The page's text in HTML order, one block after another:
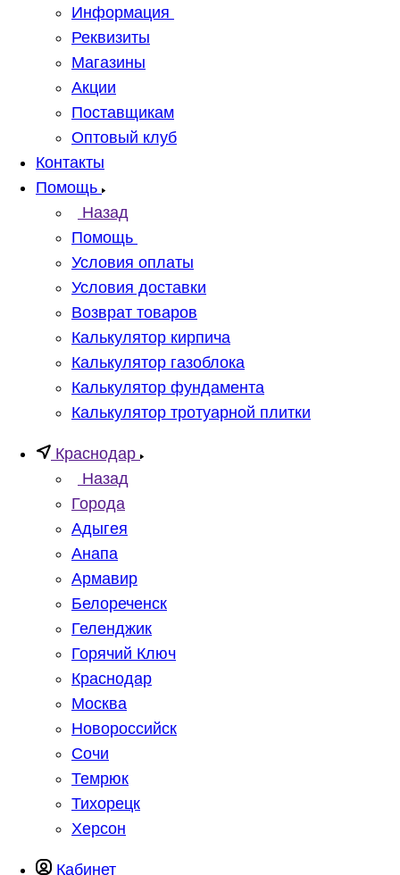
Информация
Реквизиты
Магазины
Акции
Поставщикам
Оптовый клуб
Контакты
Помощь
Назад
Помощь
Условия оплаты
Условия доставки
Возврат товаров
Калькулятор кирпича
Калькулятор газоблока
Калькулятор фундамента
Калькулятор тротуарной плитки
Краснодар
Назад
Города
Адыгея
Анапа
Армавир
Белореченск
Геленджик
Горячий Ключ
Краснодар
Москва
Новороссийск
Сочи
Темрюк
Тихорецк
Херсон
Кабинет